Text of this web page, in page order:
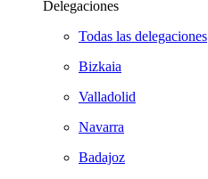
Delegaciones
Todas las delegaciones
Bizkaia
Valladolid
Navarra
Badajoz